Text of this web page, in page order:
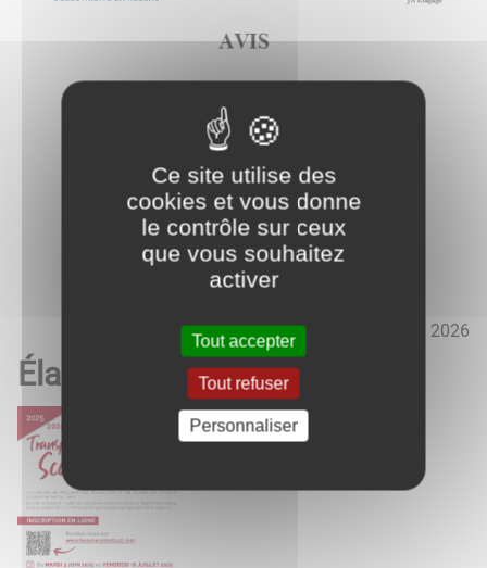
Élagage ENEDIS
05 juin 2026
Ce site utilise des
cookies et vous donne
le contrôle sur ceux
que vous souhaitez
activer
Tout accepter
Tout refuser
Personnaliser